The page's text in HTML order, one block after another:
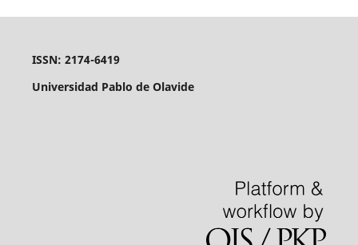
ISSN: 2174-6419
Universidad Pablo de Olavide